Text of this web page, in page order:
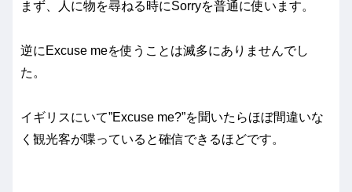
まず、人に物を尋ねる時にSorryを普通に使います。
逆にExcuse meを使うことは滅多にありませんでし
た。
イギリスにいて”Excuse me?”を聞いたらほぼ間違いな
く観光客が喋っていると確信できるほどです。